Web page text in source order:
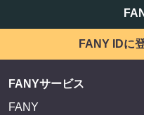
FANY IDに
FANYサービス
FANY